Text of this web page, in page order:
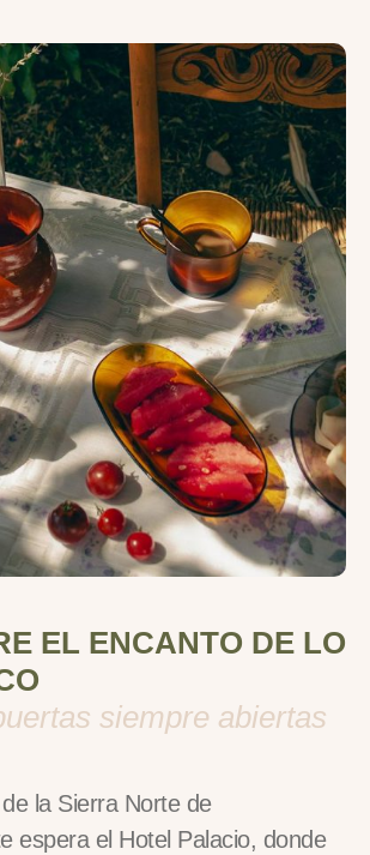
EL ENCANTO DE LO
siempre abiertas
la Sierra Norte de
espera el Hotel Palacio, donde